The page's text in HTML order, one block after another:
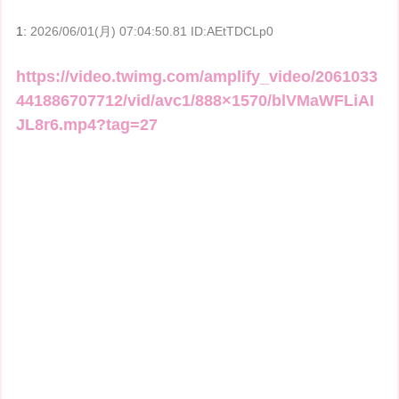
1: 2026/06/01(月) 07:04:50.81 ID:AEtTDCLp0
https://video.twimg.com/amplify_video/2061033
441886707712/vid/avc1/888×1570/blVMaWFLiAI
JL8r6.mp4?tag=27